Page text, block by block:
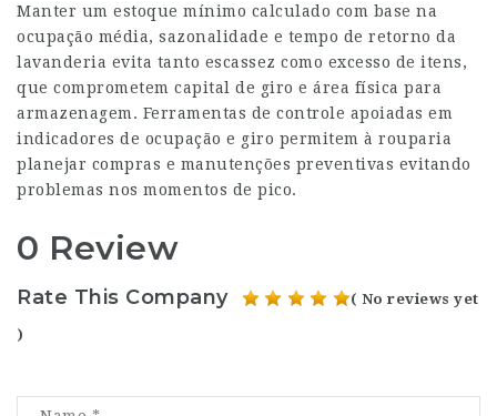
Manter um estoque mínimo calculado com base na
ocupação média, sazonalidade e tempo de retorno da
lavanderia evita tanto escassez como excesso de itens,
que comprometem capital de giro e área física para
armazenagem. Ferramentas de controle apoiadas em
indicadores de ocupação e giro permitem à rouparia
planejar compras e manutenções preventivas evitando
problemas nos momentos de pico.
0 Review
Rate This Company ( No reviews yet
)